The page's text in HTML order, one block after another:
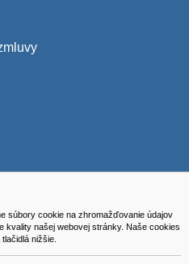
súbory cookie na zhromažďovanie údajov
kvality našej webovej stránky. Naše cookies
nižšie.
Žiar nad Hronom